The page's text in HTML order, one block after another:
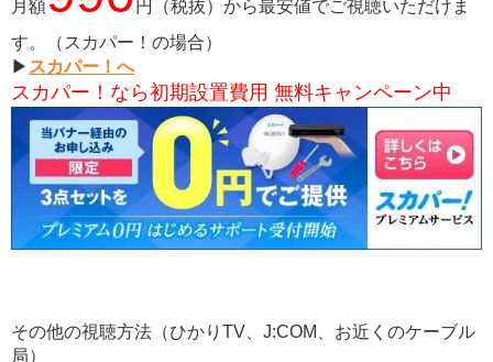
月額
円（税抜）から最安値でご視聴いただけま
す。（スカパー！の場合）
▶ スカパー！へ
スカパー！なら初期設置費用 無料キャンペーン中
その他の視聴方法（ひかりTV、J:COM、お近くのケーブル
局）